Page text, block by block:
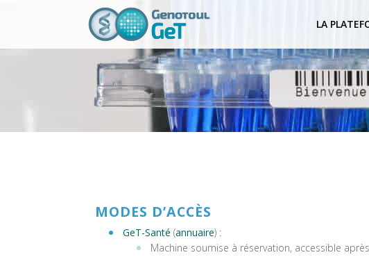
LA
MODES D’ACCÈS
GeT-Santé (annuaire) :
Machine soumise à réservation, accessible